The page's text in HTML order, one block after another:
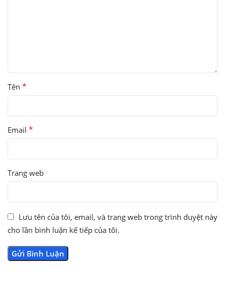
Tên *
Email *
Trang web
Lưu tên của tôi, email, và trang web trong trình duyệt này
cho lần bình luận kế tiếp của tôi.